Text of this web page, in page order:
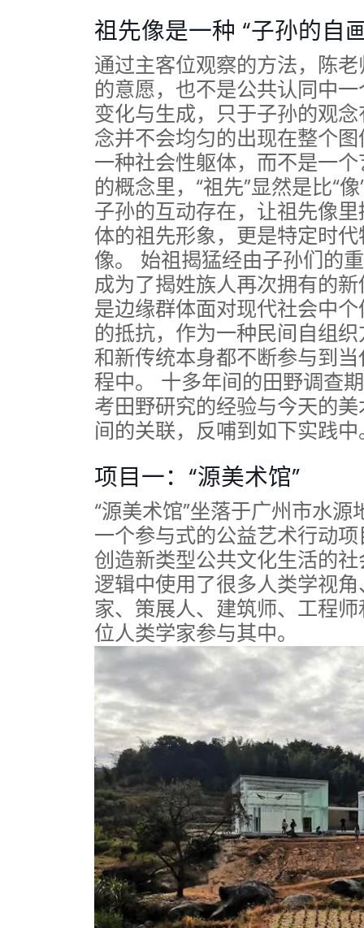
祖先像是一种 “子孙的自
通过主客位观察的方法，陈
的意愿，也不是公共认同中
变化与生成，只于子孙的观
念并不会均匀的出现在整个
一种社会性躯体，而不是一
的概念里，“祖先”显然是比“
子孙的互动存在，让祖先像
体的祖先形象，更是特定时
像。 始祖揭猛经由子孙们的
成为了揭姓族人再次拥有的
是边缘群体面对现代社会中
的抵抗，作为一种民间自组
和新传统本身都不断参与到
程中。 十多年间的田野调查
考田野研究的经验与今天的
间的关联，反哺到如下实践中
项目一：“源美术馆”
“源美术馆”坐落于广州市水
一个参与式的公益艺术行动
创造新类型公共文化生活的
逻辑中使用了很多人类学视
家、策展人、建筑师、工程
位人类学家参与其中。